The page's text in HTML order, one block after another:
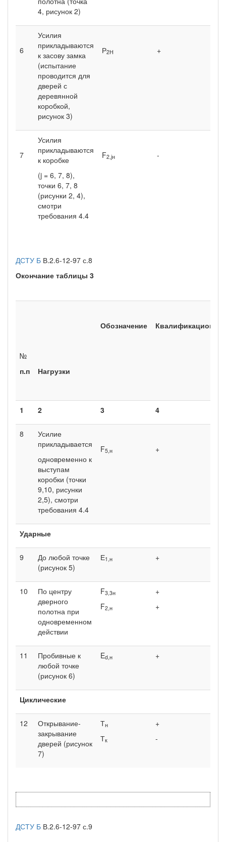
4, рисунок 2)
6
Усилия
прикладываются
к засову замка
(испытание
проводится для
дверей с
деревянной
коробкой,
рисунок 3)
Р2Н +
7
Усилия
прикладываются
к коробке
(j = 6, 7, 8),
точки 6, 7, 8
(рисунки 2, 4),
смотри
требования 4.4
F2,jн -
ДСТУ Б В.2.6-12-97 с.8
Окончание таблицы 3
№
п.п
Нагрузки
Обозначение
1 2 3 4
8
Усилие
прикладывается
одновременно к
выступам
коробки (точки
9,10, рисунки
2,5), смотри
требования 4.4
F5,н +
Ударные
9
До любой точке
(рисунок 5)
Е1,н +
10
По центру
дверного
полотна при
одновременном
действии
F3,3н
F2,н
+
+
11
Пробивные к
любой точке
(рисунок 6)
Ed,н +
Циклические
12
Открывание-
закрывание
дверей (рисунок
7)
Тн
Тк
+
-
ДСТУ Б В.2.6-12-97 с.9